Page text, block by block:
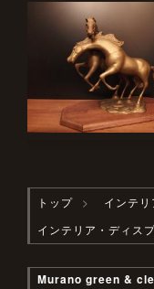
トップ
インテ
インテリア・ディス
Murano green &